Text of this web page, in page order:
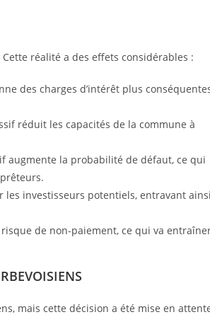
réalité a des effets considérables :
des charges d’intérêt plus
réduit les capacités de la commune à
augmente la probabilité de défaut, ce qui
les investisseurs potentiels, entravant ainsi
de non-paiement, ce qui va
mais cette décision a été mise en